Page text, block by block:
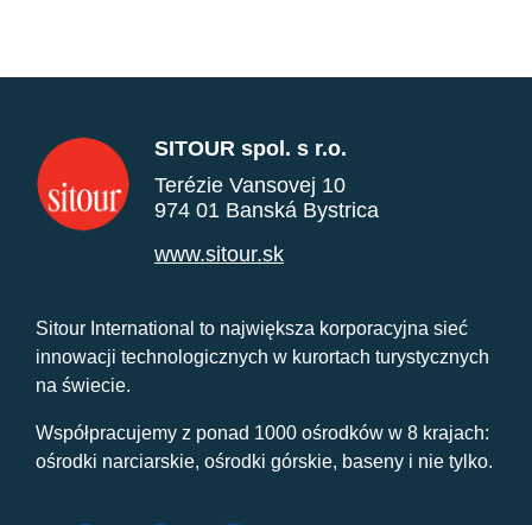
SITOUR spol. s r.o.
Terézie Vansovej 10
974 01 Banská Bystrica
www.sitour.sk
Sitour International to największa korporacyjna sieć
innowacji technologicznych w kurortach turystycznych
na świecie.
Współpracujemy z ponad 1000 ośrodków w 8 krajach:
ośrodki narciarskie, ośrodki górskie, baseny i nie tylko.